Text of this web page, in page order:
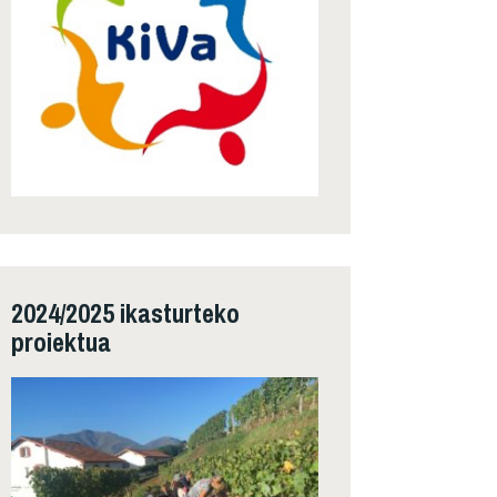
2024/2025 ikasturteko
proiektua